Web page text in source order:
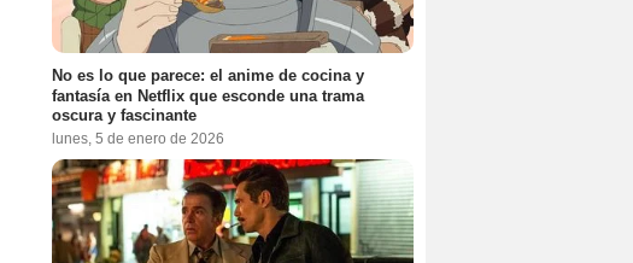
No es lo que parece: el anime de cocina y
fantasía en Netflix que esconde una trama
oscura y fascinante
lunes, 5 de enero de 2026